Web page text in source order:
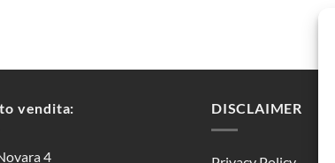
vendita:
4
DISCLAIMER